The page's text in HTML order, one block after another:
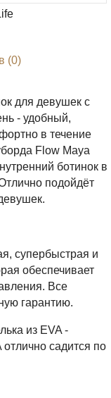
(0)
для девушек с
- удобный,
в течение
Flow Maya
ботинок в
подойдёт
супербыстрая и
обеспечивает
Все
гарантию.
из EVA -
садится по